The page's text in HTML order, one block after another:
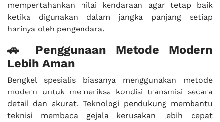
mempertahankan nilai kendaraan agar tetap baik
ketika digunakan dalam jangka panjang setiap
harinya oleh pengendara.
🚗 Penggunaan Metode Modern
Lebih Aman
Bengkel spesialis biasanya menggunakan metode
modern untuk memeriksa kondisi transmisi secara
detail dan akurat. Teknologi pendukung membantu
teknisi membaca gejala kerusakan lebih cepat